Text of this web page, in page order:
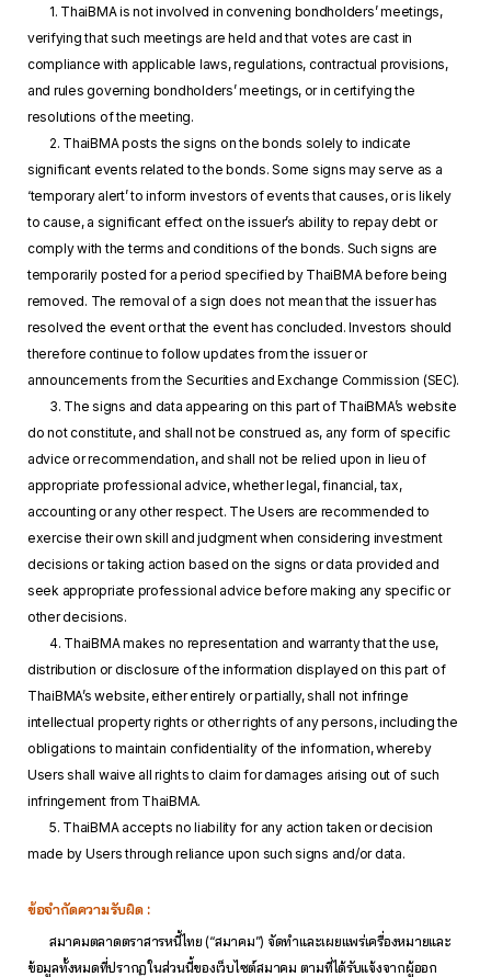
1. ThaiBMA is not involved in convening bondholders’ meetings,
verifying that such meetings are held and that votes are cast in
compliance with applicable laws, regulations, contractual provisions,
and rules governing bondholders’ meetings, or in certifying the
resolutions of the meeting.
2. ThaiBMA posts the signs on the bonds solely to indicate
significant events related to the bonds. Some signs may serve as a
‘temporary alert’ to inform investors of events that causes, or is likely
to cause, a significant effect on the issuer’s ability to repay debt or
comply with the terms and conditions of the bonds. Such signs are
temporarily posted for a period specified by ThaiBMA before being
removed. The removal of a sign does not mean that the issuer has
resolved the event or that the event has concluded. Investors should
therefore continue to follow updates from the issuer or
announcements from the Securities and Exchange Commission (SEC).
3. The signs and data appearing on this part of ThaiBMA’s website
do not constitute, and shall not be construed as, any form of specific
advice or recommendation, and shall not be relied upon in lieu of
appropriate professional advice, whether legal, financial, tax,
accounting or any other respect. The Users are recommended to
exercise their own skill and judgment when considering investment
decisions or taking action based on the signs or data provided and
seek appropriate professional advice before making any specific or
other decisions.
4. ThaiBMA makes no representation and warranty that the use,
distribution or disclosure of the information displayed on this part of
ThaiBMA’s website, either entirely or partially, shall not infringe
intellectual property rights or other rights of any persons, including the
obligations to maintain confidentiality of the information, whereby
Users shall waive all rights to claim for damages arising out of such
infringement from ThaiBMA.
5. ThaiBMA accepts no liability for any action taken or decision
made by Users through reliance upon such signs and/or data.
ข้อจำกัดความรับผิด :
สมาคมตลาดตราสารหนี้ไทย (“สมาคม”) จัดทำและเผยแพร่เครื่องหมายและ
ข้อมูลทั้งหมดที่ปรากฏในส่วนนี้ของเว็บไซต์สมาคม ตามที่ได้รับแจ้งจากผู้ออก